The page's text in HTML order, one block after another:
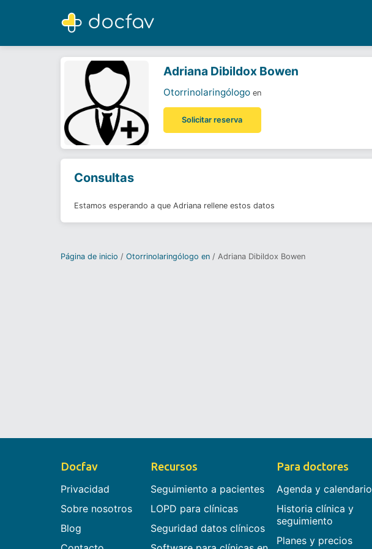
Adriana Dibildox Bowen
Otorrinolaringólogo
Adriana Dibildox Bowen
Otorrinolaringólogo en
Solicitar reserva
Consultas
Estamos esperando a que Adriana rellene estos datos
Página de inicio Otorrinolaringólogo en Adriana Dibildox Bowen
Docfav
Privacidad
Sobre nosotros
Blog
Recursos
Seguimiento a pacientes
LOPD para clínicas
Seguridad datos clínicos
Para doctores
Agenda y calendario
Historia clínica y
seguimiento
Planes y precios